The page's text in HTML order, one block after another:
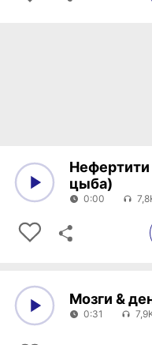
цыба)
0:00
Мозги &
0:31